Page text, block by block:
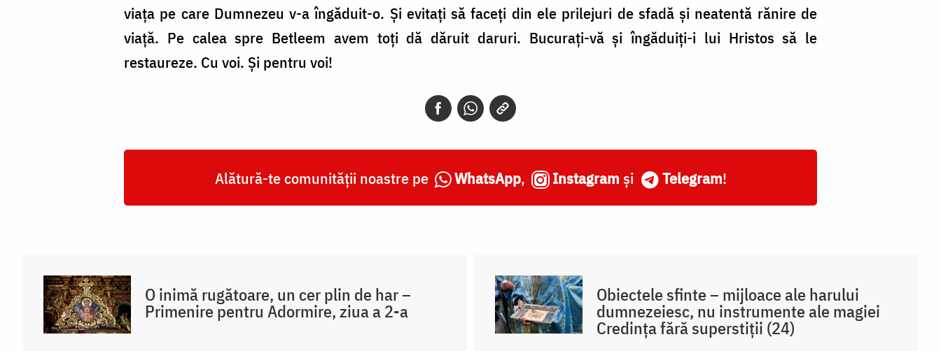
viața pe care Dumnezeu v-a îngăduit-o. Și evitați să faceți din ele prilejuri de sfadă și neatentă rănire de
viață. Pe calea spre Betleem avem toți dă dăruit daruri. Bucurați-vă și îngăduiți-i lui Hristos să le
restaureze. Cu voi. Și pentru voi!
Alătură-te comunității noastre pe WhatsApp, Instagram și Telegram!
O inimă rugătoare, un cer plin de har –
Primenire pentru Adormire, ziua a 2-a
Obiectele sfinte – mijloace ale harului
dumnezeiesc, nu instrumente ale magiei
Credința fără superstiții (24)